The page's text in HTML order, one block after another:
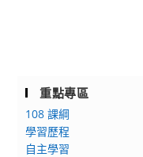
重點專區
108 課綱
學習歷程
自主學習